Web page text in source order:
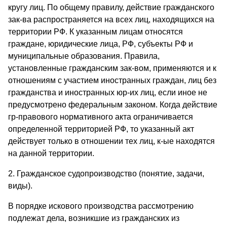
кругу лиц. По общему правилу, действие гражданского
зак-ва рас­пространяется на всех лиц, находящихся на
территории РФ. К указанным лицам относятся
граждане, юридические лица, РФ, субъекты РФ и
муниципальные образования. Правила,
установленные гражданским зак-вом, применяются и к
отношениям с участием иностран­ных граждан, лиц без
гражданства и иностранных юр-их лиц, если иное не
предусмотрено федеральным законом. Когда действие
гр-правового нормативного акта ограничивается
определенной территорией РФ, то указанный акт
действует только в отношении тех лиц, к-ые находятся
на данной территории.
2. Гражданское судопроизводство (понятие, задачи,
виды).
В порядке искового производства рассмотрению
подлежат дела, возникшие из гражданских из